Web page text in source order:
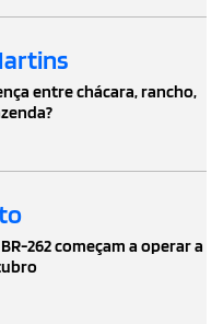
entre chácara, rancho,
262 começam a operar a